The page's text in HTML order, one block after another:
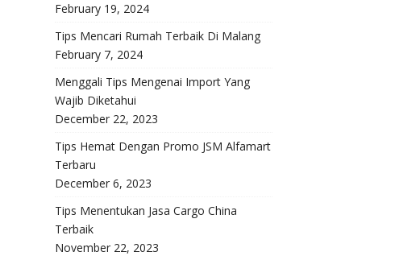
February 19, 2024
Tips Mencari Rumah Terbaik Di Malang
February 7, 2024
Menggali Tips Mengenai Import Yang
Wajib Diketahui
December 22, 2023
Tips Hemat Dengan Promo JSM Alfamart
Terbaru
December 6, 2023
Tips Menentukan Jasa Cargo China
Terbaik
November 22, 2023